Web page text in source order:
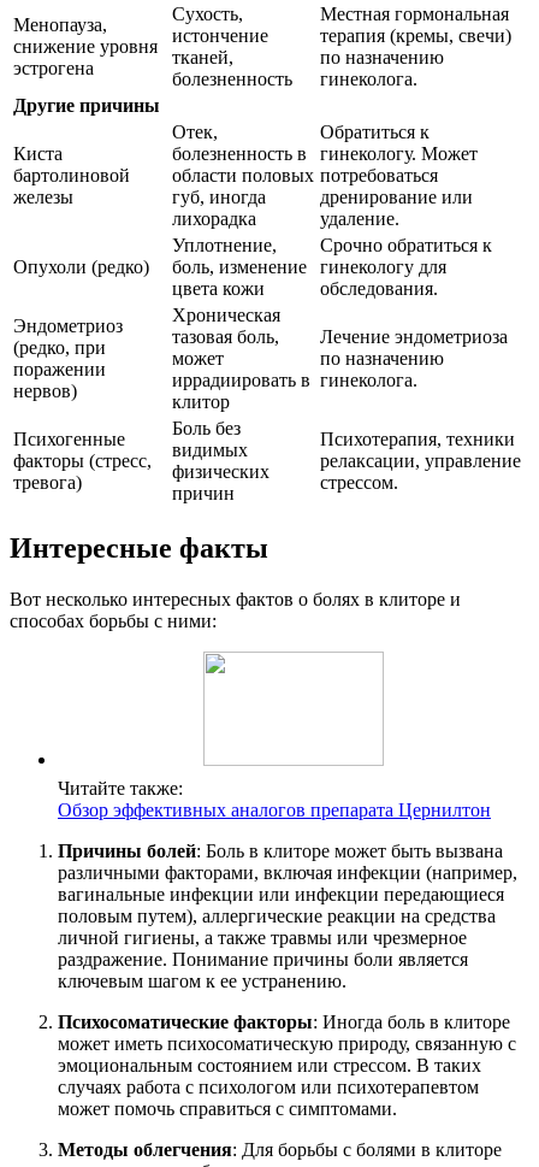
Менопауза,
снижение уровня
эстрогена
Сухость,
истончение
тканей,
болезненность
Местная гормональная
терапия (кремы, свечи)
по назначению
гинеколога.
Другие причины
Киста
бартолиновой
железы
Отек,
болезненность в
области половых
губ, иногда
лихорадка
Обратиться к
гинекологу. Может
потребоваться
дренирование или
удаление.
Опухоли (редко)
Уплотнение,
боль, изменение
цвета кожи
Срочно обратиться к
гинекологу для
обследования.
Эндометриоз
(редко, при
поражении
нервов)
Хроническая
тазовая боль,
может
иррадиировать в
клитор
Лечение эндометриоза
по назначению
гинеколога.
Психогенные
факторы (стресс,
тревога)
Боль без
видимых
физических
причин
Психотерапия, техники
релаксации, управление
стрессом.
Интересные факты
Вот несколько интересных фактов о болях в клиторе и
способах борьбы с ними:
Читайте также:
Обзор эффективных аналогов препарата Цернилтон
Причины болей: Боль в клиторе может быть вызвана
различными факторами, включая инфекции (например,
вагинальные инфекции или инфекции передающиеся
половым путем), аллергические реакции на средства
личной гигиены, а также травмы или чрезмерное
раздражение. Понимание причины боли является
ключевым шагом к ее устранению.
Психосоматические факторы: Иногда боль в клиторе
может иметь психосоматическую природу, связанную с
эмоциональным состоянием или стрессом. В таких
случаях работа с психологом или психотерапевтом
может помочь справиться с симптомами.
Методы облегчения: Для борьбы с болями в клиторе